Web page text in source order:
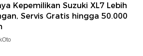
Kepemilikan Suzuki XL7 Lebih
Servis Gratis hingga 50.000